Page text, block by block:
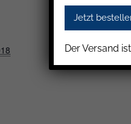
Der Versand